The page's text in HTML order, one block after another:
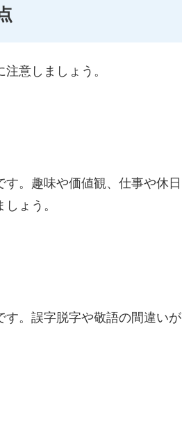
意しましょう。
。趣味や価値観、仕事や休日
ょう。
す。誤字脱字や敬語の間違いが